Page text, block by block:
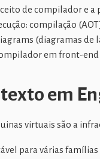
de compilador e a
compilação
(diagramas de
em front-end
em
virtuais são a
para várias